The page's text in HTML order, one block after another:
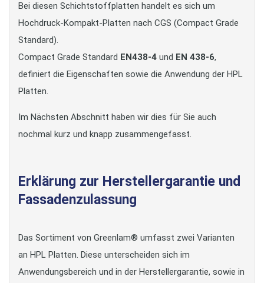
Bei diesen Schichtstoffplatten handelt es sich um
Hochdruck-Kompakt-Platten nach CGS (Compact Grade
Standard).
Compact Grade Standard EN438-4 und EN 438-6,
definiert die Eigenschaften sowie die Anwendung der HPL
Platten.
Im Nächsten Abschnitt haben wir dies für Sie auch
nochmal kurz und knapp zusammengefasst.
Erklärung zur Herstellergarantie und
Fassadenzulassung
Das Sortiment von Greenlam® umfasst zwei Varianten
an HPL Platten. Diese unterscheiden sich im
Anwendungsbereich und in der Herstellergarantie, sowie in